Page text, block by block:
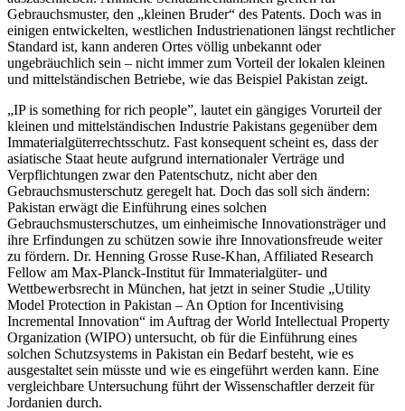
Gebrauchsmuster, den „kleinen Bruder“ des Patents. Doch was in
einigen entwickelten, westlichen Industrienationen längst rechtlicher
Standard ist, kann anderen Ortes völlig unbekannt oder
ungebräuchlich sein – nicht immer zum Vorteil der lokalen kleinen
und mittelständischen Betriebe, wie das Beispiel Pakistan zeigt.
„IP is something for rich people”, lautet ein gängiges Vorurteil der
kleinen und mittelständischen Industrie Pakistans gegenüber dem
Immaterialgüterrechtsschutz. Fast konsequent scheint es, dass der
asiatische Staat heute aufgrund internationaler Verträge und
Verpflichtungen zwar den Patentschutz, nicht aber den
Gebrauchsmusterschutz geregelt hat. Doch das soll sich ändern:
Pakistan erwägt die Einführung eines solchen
Gebrauchsmusterschutzes, um einheimische Innovationsträger und
ihre Erfindungen zu schützen sowie ihre Innovationsfreude weiter
zu fördern. Dr. Henning Grosse Ruse-Khan, Affiliated Research
Fellow am Max-Planck-Institut für Immaterialgüter- und
Wettbewerbsrecht in München, hat jetzt in seiner Studie „Utility
Model Protection in Pakistan – An Option for Incentivising
Incremental Innovation“ im Auftrag der World Intellectual Property
Organization (WIPO) untersucht, ob für die Einführung eines
solchen Schutzsystems in Pakistan ein Bedarf besteht, wie es
ausgestaltet sein müsste und wie es eingeführt werden kann. Eine
vergleichbare Untersuchung führt der Wissenschaftler derzeit für
Jordanien durch.